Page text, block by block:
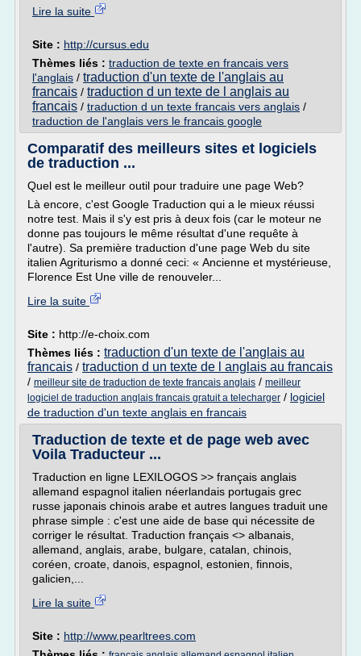
Lire la suite
Site : http://cursus.edu
Thèmes liés : traduction de texte en francais vers
l'anglais / traduction d'un texte de l'anglais au
francais / traduction d un texte de l anglais au
francais / traduction d un texte francais vers anglais /
traduction de l'anglais vers le francais google
Comparatif des meilleurs sites et logiciels
de traduction ...
Quel est le meilleur outil pour traduire une page Web?
Là encore, c'est Google Traduction qui a le mieux réussi
notre test. Mais il s'y est pris à deux fois (car le moteur ne
donne pas toujours le même résultat d'une requête à
l'autre). Sa première traduction d'une page Web du site
italien Agriturismo a donné ceci: « Ancienne et mystérieuse,
Florence Est Une ville de renouveler...
Lire la suite
Site : http://e-choix.com
Thèmes liés : traduction d'un texte de l'anglais au
francais / traduction d un texte de l anglais au francais
/ meilleur site de traduction de texte francais anglais / meilleur
logiciel de traduction anglais francais gratuit a telecharger / logiciel
de traduction d'un texte anglais en francais
Traduction de texte et de page web avec
Voila Traducteur ...
Traduction en ligne LEXILOGOS >> français anglais
allemand espagnol italien néerlandais portugais grec
russe japonais chinois arabe et autres langues traduit une
phrase simple : c'est une aide de base qui nécessite de
corriger le résultat. Traduction français <> albanais,
allemand, anglais, arabe, bulgare, catalan, chinois,
coréen, croate, danois, espagnol, estonien, finnois,
galicien,...
Lire la suite
Site : http://www.pearltrees.com